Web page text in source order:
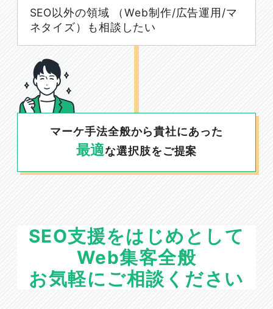
SEO以外の領域 （Web制作/広告運用/マ
ネタイズ）も相談したい
マーケ手法全般から貴社にあった
最適な選択肢をご提案
SEO支援をはじめとして
Web集客全般
お気軽にご相談ください